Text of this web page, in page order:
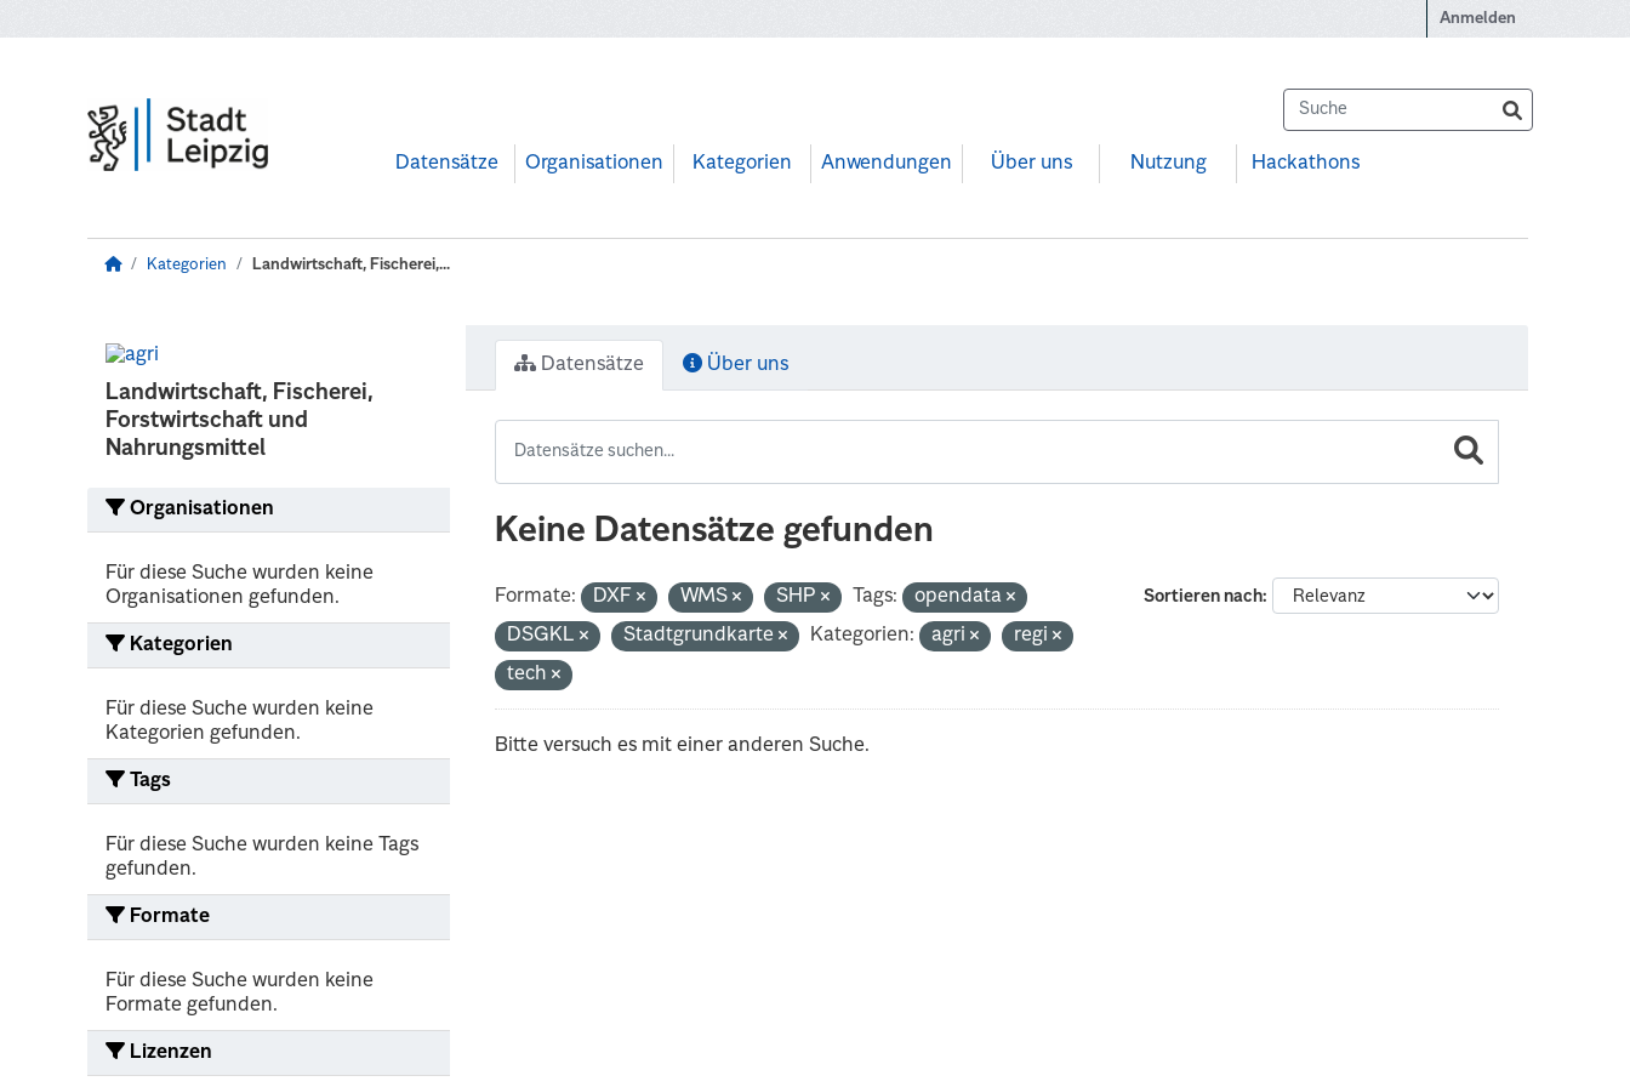
Anmelden
Datensätze Organisationen Kategorien Anwendungen Über uns Nutzung Hackathons
Kategorien Landwirtschaft, Fischerei,...
Landwirtschaft, Fischerei,
Forstwirtschaft und
Nahrungsmittel
Organisationen
Für diese Suche wurden keine
Organisationen gefunden.
Kategorien
Für diese Suche wurden keine
Kategorien gefunden.
Tags
Für diese Suche wurden keine Tags
gefunden.
Formate
Für diese Suche wurden keine
Formate gefunden.
Lizenzen
Datensätze Über uns
Keine Datensätze gefunden
Sortieren nach
Formate: DXF WMS SHP Tags:
opendata
DSGKL
Stadtgrundkarte Kategorien: agri
regi
tech
Bitte versuch es mit einer anderen Suche.